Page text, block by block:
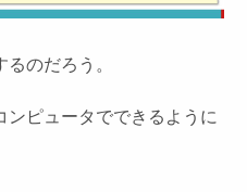
のだろう。
ンピュータでできるように